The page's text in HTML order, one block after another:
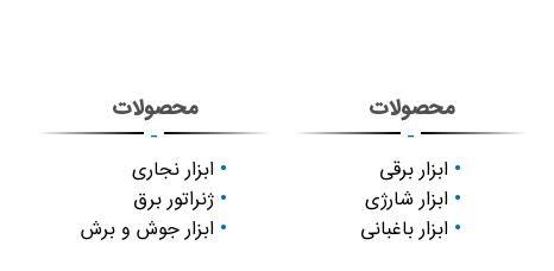
محصولات
-
ابزار برقی
ابزار شارژی
ابزار باغبانی
محصولات
-
ابزار نجاری
ژنراتور برق
ابزار جوش و برش